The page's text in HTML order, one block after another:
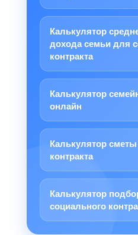
Калькулятор
дохода семьи для
контракта
Калькулятор
онлайн
Калькулятор
контракта
Калькулятор
социального